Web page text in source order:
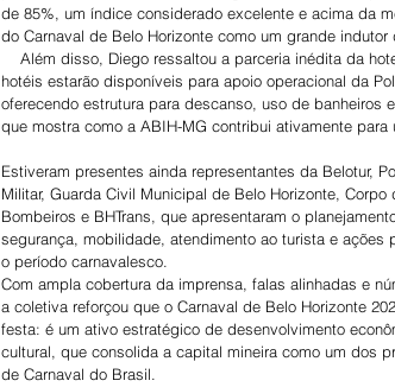
de 85%, um índice considerado excelente e acima da
do Carnaval de Belo Horizonte como um grande
Além disso, Diego ressaltou a parceria inédita da
hotéis estarão disponíveis para apoio operacional da
oferecendo estrutura para descanso, uso de banheiros
que mostra como a ABIH-MG contribui ativamente
Estiveram presentes ainda representantes da Belotur,
Militar, Guarda Civil Municipal de Belo Horizonte, Corpo
Bombeiros e BHTrans, que apresentaram o
segurança, mobilidade, atendimento ao turista e ações
o período carnavalesco.
Com ampla cobertura da imprensa, falas alinhadas e
a coletiva reforçou que o Carnaval de Belo Horizonte
festa: é um ativo estratégico de desenvolvimento
cultural, que consolida a capital mineira como um dos
de Carnaval do Brasil.